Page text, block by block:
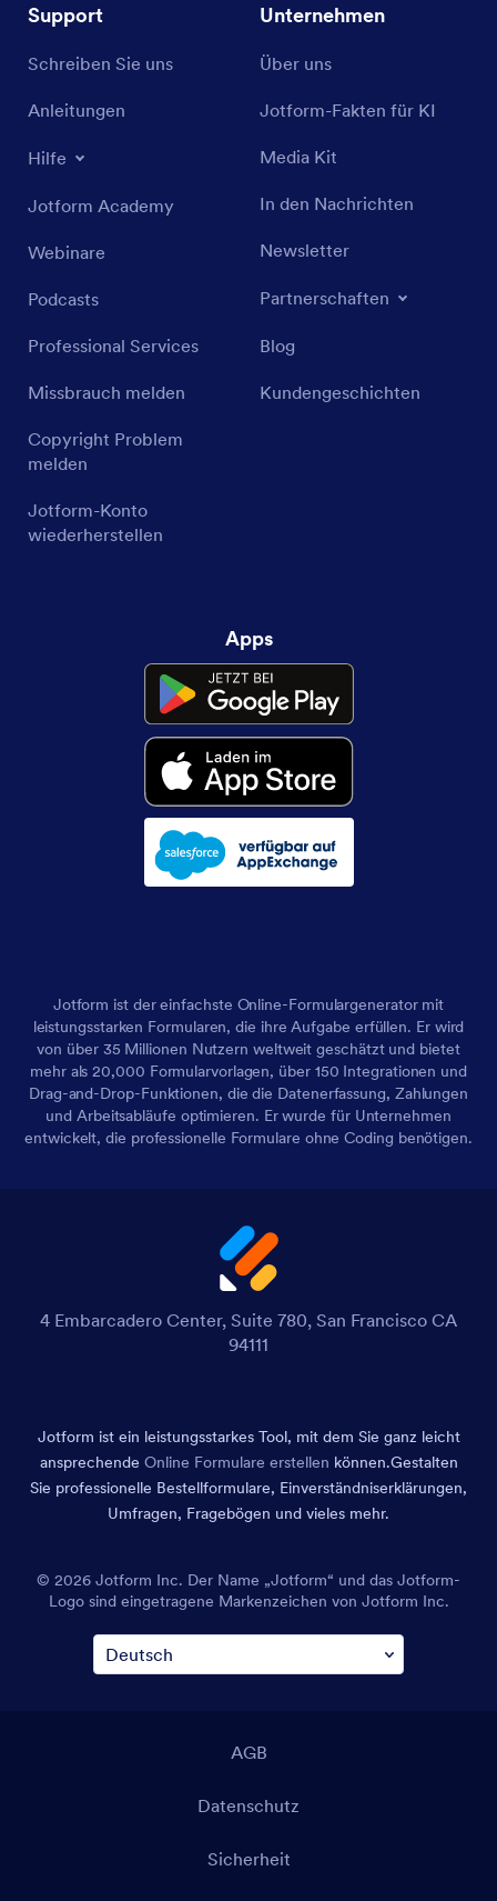
Support
Schreiben Sie uns
Anleitungen
Hilfe
Jotform Academy
Webinare
Podcasts
Professional Services
Missbrauch melden
Copyright Problem
melden
Jotform-Konto
wiederherstellen
Unternehmen
Über uns
Jotform-Fakten für KI
Media Kit
In den Nachrichten
Newsletter
Partnerschaften
Blog
Kundengeschichten
Apps
Jotform ist der einfachste Online-Formulargenerator mit
leistungsstarken Formularen, die ihre Aufgabe erfüllen. Er wird
von über 35 Millionen Nutzern weltweit geschätzt und bietet
mehr als 20,000 Formularvorlagen, über 150 Integrationen und
Drag-and-Drop-Funktionen, die die Datenerfassung, Zahlungen
und Arbeitsabläufe optimieren. Er wurde für Unternehmen
entwickelt, die professionelle Formulare ohne Coding benötigen.
4 Embarcadero Center, Suite 780, San Francisco CA
94111
Jotform ist ein leistungsstarkes Tool, mit dem Sie ganz leicht
ansprechende Online Formulare erstellen können.Gestalten
Sie professionelle Bestellformulare, Einverständniserklärungen,
Umfragen, Fragebögen und vieles mehr.
© 2026 Jotform Inc. Der Name „Jotform“ und das Jotform-
Logo sind eingetragene Markenzeichen von Jotform Inc.
AGB
Datenschutz
Sicherheit